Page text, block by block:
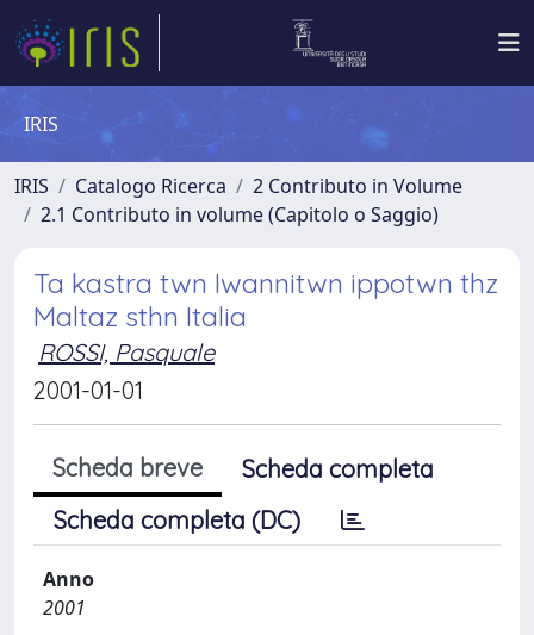
IRIS
IRIS Catalogo Ricerca
2 Contributo in Volume
2.1 Contributo in volume (Capitolo o Saggio)
Ta kastra twn Iwannitwn ippotwn thz
Maltaz sthn Italia
ROSSI, Pasquale
2001-01-01
Scheda breve
Scheda completa
Scheda completa (DC)
Anno
2001